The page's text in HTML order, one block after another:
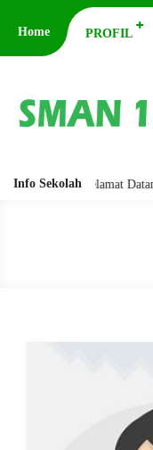
Home PROFIL
Info SekolahSelamat Datang di